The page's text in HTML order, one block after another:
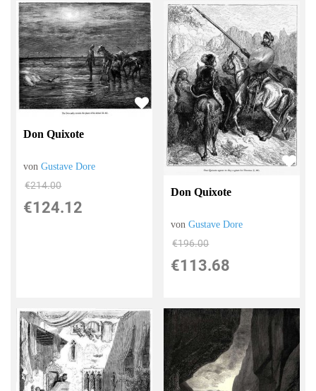
Don Quixote
vonGustave Dore
€214.00
€124.12
Don Quixote
vonGustave Dore
€196.00
€113.68